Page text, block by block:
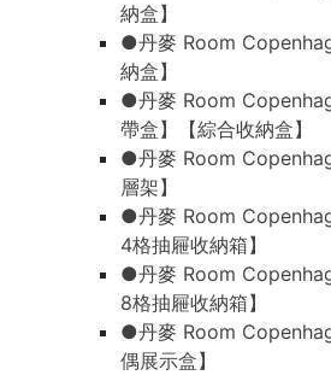
納盒】
●丹麥 Room
納盒】
●丹麥 Room
帶盒】【綜合收納盒】
●丹麥 Room
層架】
●丹麥 Room
4格抽屜收納箱】
●丹麥 Room
8格抽屜收納箱】
●丹麥 Room
偶展示盒】